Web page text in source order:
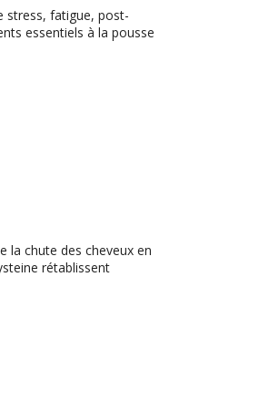
stress, fatigue, post-
essentiels à la pousse
la chute des cheveux en
rétablissent